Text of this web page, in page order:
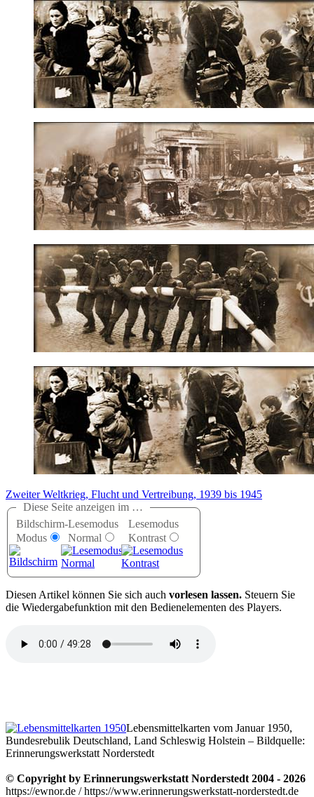
Zweiter Weltkrieg, Flucht und Vertreibung, 1939 bis 1945
Diese Seite anzeigen im …
Bildschirm-
Modus
Lesemodus
Normal
Lesemodus
Kontrast
Diesen Artikel können Sie sich auch vorlesen lassen. Steuern Sie
die Wiedergabefunktion mit den Bedienelementen des Players.
Lebensmittelkarten vom Januar 1950,
Bundesrebulik Deutschland, Land Schleswig Holstein – Bildquelle:
Erinnerungswerkstatt Norderstedt
© Copyright by Erinnerungswerkstatt Norderstedt 2004 - 2026
https://ewnor.de / https://www.erinnerungswerkstatt-norderstedt.de